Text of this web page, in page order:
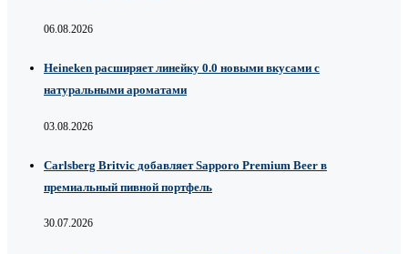
06.08.2026
Heineken расширяет линейку 0.0 новыми вкусами с
натуральными ароматами
03.08.2026
Carlsberg Britvic добавляет Sapporo Premium Beer в
премиальный пивной портфель
30.07.2026